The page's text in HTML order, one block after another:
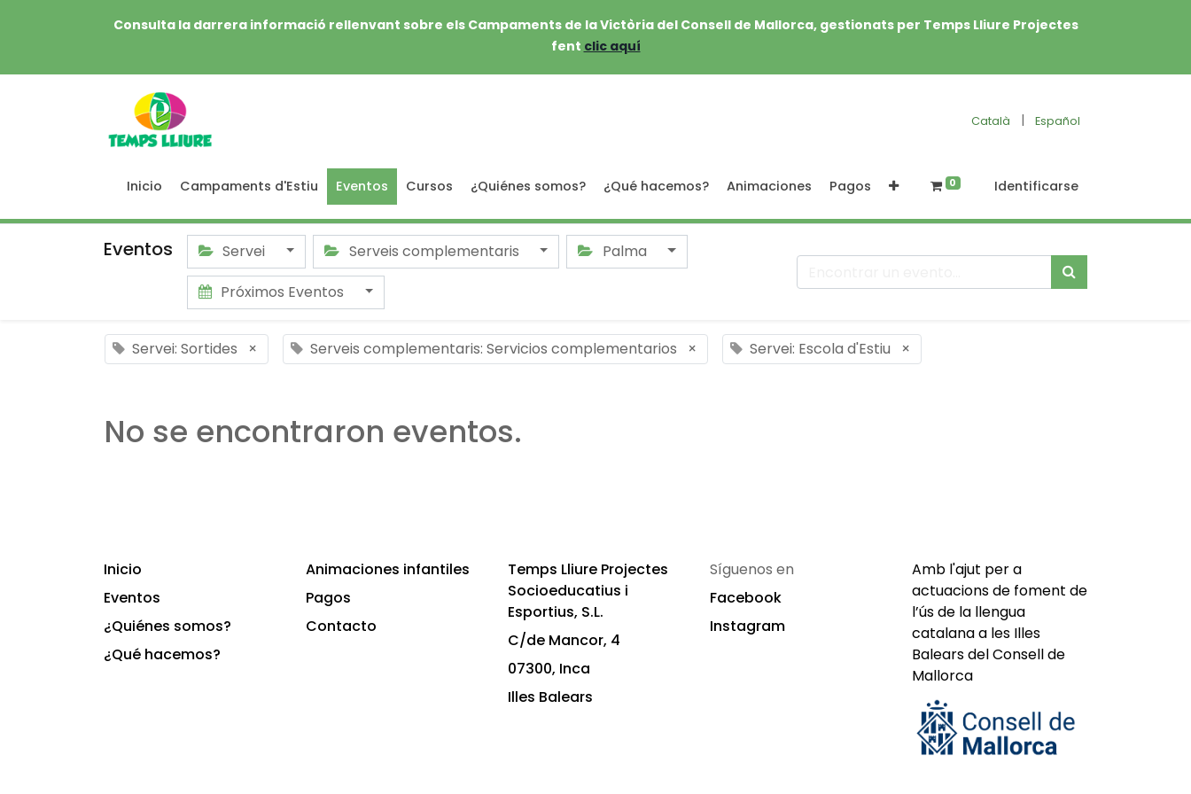
Consulta la darrera informació rellenvant sobre els Campaments de la Victòria del Consell de Mallorca, gestionats per Temps Lliure Projectes
fent clic aquí
Català | Español
Inicio Campaments d'Estiu Eventos Cursos ¿Quiénes somos? ¿Qué hacemos? Animaciones Pagos 0 Identificarse
Eventos Servei Serveis complementaris
Palma
Próximos Eventos
Servei: Sortides × Serveis complementaris: Servicios complementarios × Servei: Escola d'Estiu ×
No se encontraron eventos.
Inicio
Eventos
¿Quiénes somos?
¿Qué hacemos?
Animaciones infantiles
Pagos
Contacto
Temps Lliure Projectes
Socioeducatius i
Esportius, S.L.
C/de Mancor, 4
07300, Inca
Illes Balears
Síguenos en
Facebook
Instagram
Amb l'ajut per a
actuacions de foment de
l’ús de la llengua
catalana a les Illes
Balears del Consell de
Mallorca